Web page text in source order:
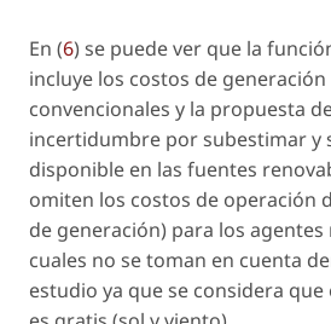
En (6) se puede ver que la
incluye los costos de
convencionales y la propuesta
incertidumbre por subestimar y
disponible en las fuentes
omiten los costos de operación
de generación) para los agentes
cuales no se toman en cuenta
estudio ya que se considera